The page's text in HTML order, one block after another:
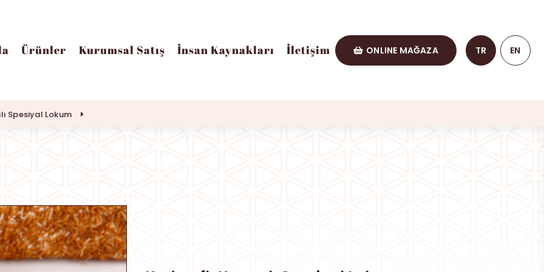
Ürünler Kurumsal Satış İnsan Kaynakları İletişim ONLINE MAĞAZA TR EN
Spesiyal Lokum